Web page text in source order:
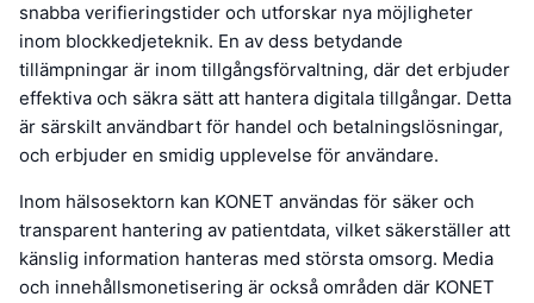
snabba verifieringstider och utforskar nya möjligheter
inom blockkedjeteknik. En av dess betydande
tillämpningar är inom tillgångsförvaltning, där det erbjuder
effektiva och säkra sätt att hantera digitala tillgångar. Detta
är särskilt användbart för handel och betalningslösningar,
och erbjuder en smidig upplevelse för användare.
Inom hälsosektorn kan KONET användas för säker och
transparent hantering av patientdata, vilket säkerställer att
känslig information hanteras med största omsorg. Media
och innehållsmonetisering är också områden där KONET